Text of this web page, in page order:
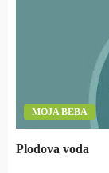
MOJA BEBA
Plodova voda